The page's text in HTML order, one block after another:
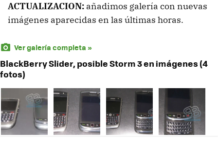
ACTUALIZACION: añadimos galería con nuevas
imágenes aparecidas en las últimas horas.
Ver galería completa »
BlackBerry Slider, posible Storm 3 en imágenes (4
fotos)